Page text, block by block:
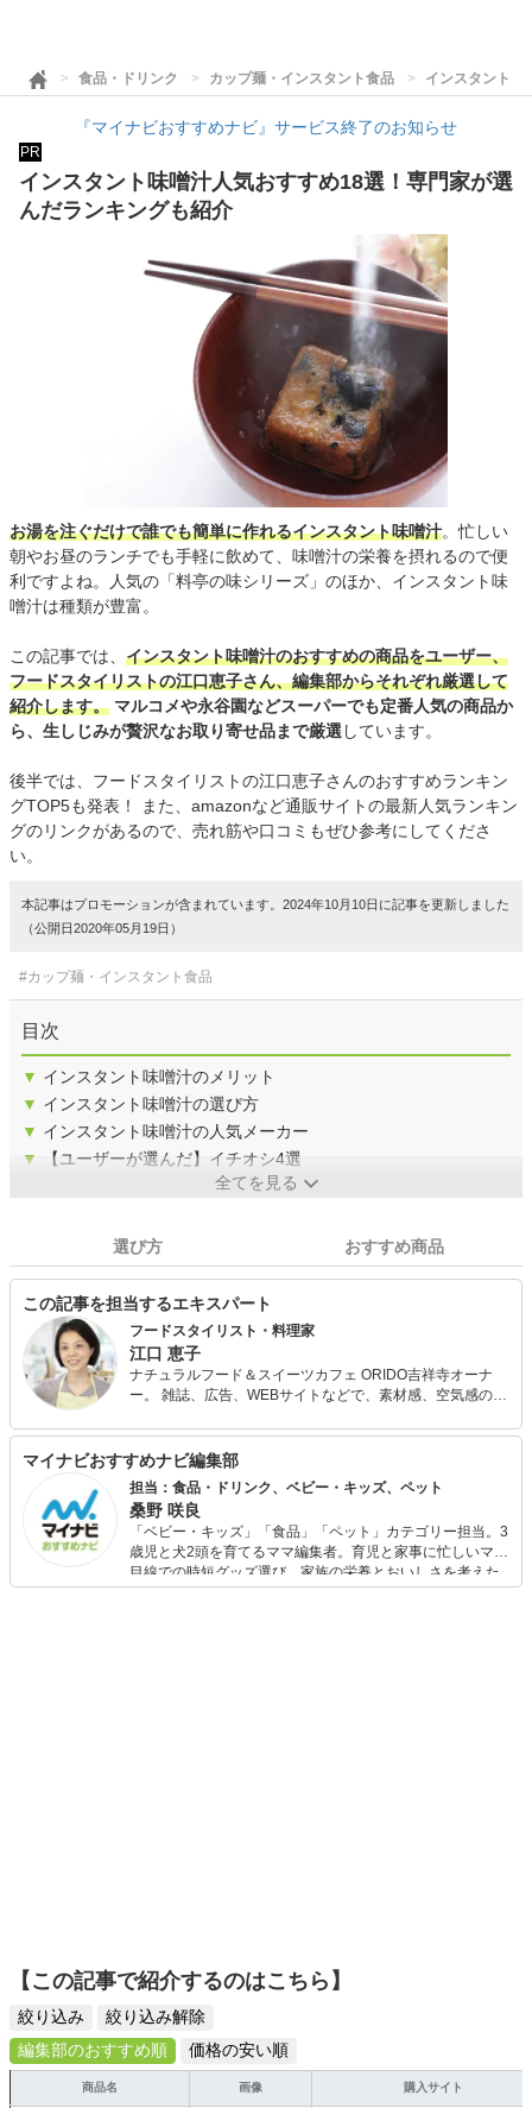
食品・ドリンク カップ麺・インスタント食品 インスタント味
『マイナビおすすめナビ』サービス終了のお知らせ
PR
インスタント味噌汁人気おすすめ18選！専門家が選
んだランキングも紹介
お湯を注ぐだけで誰でも簡単に作れるインスタント味噌汁。忙しい
朝やお昼のランチでも手軽に飲めて、味噌汁の栄養を摂れるので便
利ですよね。人気の「料亭の味シリーズ」のほか、インスタント味
噌汁は種類が豊富。
この記事では、 インスタント味噌汁のおすすめの商品をユーザー、
フードスタイリストの江口恵子さん、編集部からそれぞれ厳選して
紹介します。 マルコメや永谷園などスーパーでも定番人気の商品か
ら、生しじみが贅沢なお取り寄せ品まで厳選 しています。
後半では、フードスタイリストの江口恵子さんのおすすめランキン
グTOP5も発表！ また、amazonなど通販サイトの最新人気ランキン
グのリンクがあるので、売れ筋や口コミもぜひ参考にしてくださ
い。
本記事はプロモーションが含まれています。2024年10月10日に記事を更新しました
（公開日2020年05月19日）
#カップ麺・インスタント食品
目次
▼ インスタント味噌汁のメリット
▼ インスタント味噌汁の選び方
▼ インスタント味噌汁の人気メーカー
▼
【ユーザーが選んだ】イチオシ4選
全てを見る
選び方 おすすめ商品
この記事を担当するエキスパート
フードスタイリスト・料理家
江口 恵子
ナチュラルフード＆スイーツカフェ ORIDO吉祥寺オーナ
ー。 雑誌、広告、WEBサイトなどで、素材感、空気感のあ
料理教室、ケータリング、カフェとあらゆるシチュエーシ
ョンで野菜たっぷりのおいしくて体に優しい料理を伝える
べく活動中。
マイナビおすすめナビ編集部
担当：食品・ドリンク、ベビー・キッズ、ペット
桑野 咲良
「ベビー・キッズ」「食品」「ペット」カテゴリー担当。3
歳児と犬2頭を育てるママ編集者。育児と家事に忙しいママ
目線での時短グッズ選び、家族の栄養とおいしさを考えた
食品選び、束の間のリラックスタイムを楽しむためのスイ
【この記事で紹介するのはこちら】
絞り込み
絞り込み解除
編集部のおすすめ順
価格の安い順
商品名 画像 購入サイト